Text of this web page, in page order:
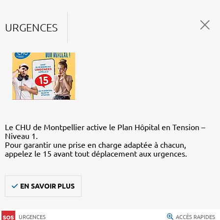
URGENCES
Le CHU de Montpellier active le Plan Hôpital en Tension –
Niveau 1.
Pour garantir une prise en charge adaptée à chacun,
appelez le 15 avant tout déplacement aux urgences.
EN SAVOIR PLUS
URGENCES ACCÈS RAPIDES